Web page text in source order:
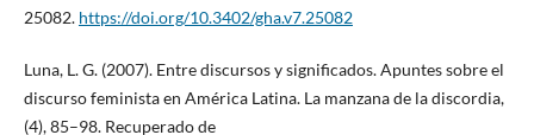
25082. https://doi.org/10.3402/gha.v7.25082
Luna, L. G. (2007). Entre discursos y significados. Apuntes sobre el
discurso feminista en América Latina. La manzana de la discordia,
(4), 85–98. Recuperado de